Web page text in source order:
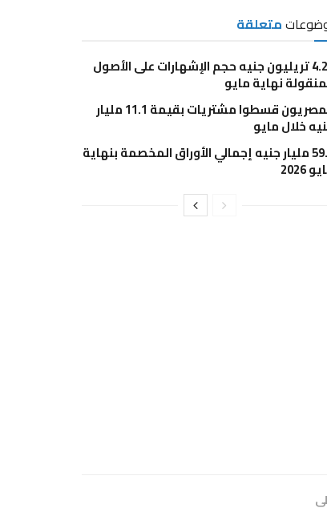
متعلقة
4.22 تريليون جنيه حجم الإشهارات على الأصول
نهاية مايو
المصريون قسطوا مشتريات بقيمة 11.1 مليار
خلال مايو
59.5 مليار جنيه إجمالي الأوراق المخصمة بنهاية
2026